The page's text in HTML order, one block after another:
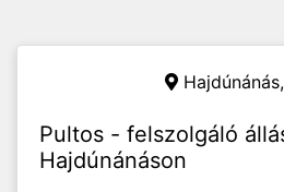
Hajdúnánás,
Pultos - felszolgáló
Hajdúnánáson